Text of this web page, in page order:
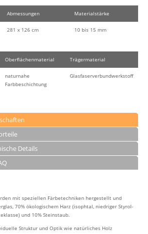
Abmessungen Materialstärke
281 x 126 cm 10 bis 15 mm
Oberflächenmaterial Trägermaterial
naturnahe
Farbbeschichtung
Glasfaserverbundwerkstoff
Details
mit speziellen Färbetechniken hergestellt und
70% ökologischem Harz (isophtal, niedriger Styrol-
und 10% Steinstaub.
Struktur und Optik wie natürliches Holz